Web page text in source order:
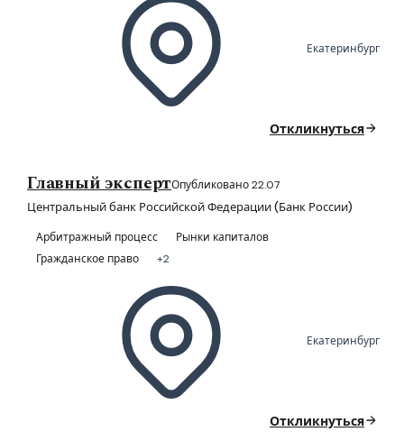
Екатеринбург
Откликнуться
Главный экспертОпубликовано 22.07
Центральный банк Российской Федерации (Банк России)
Арбитражный процесс
Рынки капиталов
Гражданское право
+2
Екатеринбург
Откликнуться